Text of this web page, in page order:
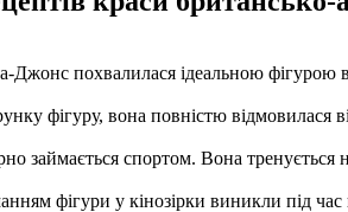
Джонс похвалилася ідеальною фігурою
фігуру, вона повністю відмовилася
займається спортом. Вона
фігури у кінозірки виникли під